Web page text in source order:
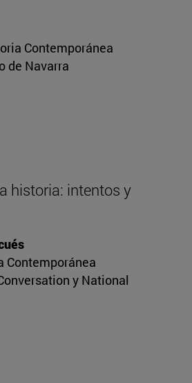
Contemporánea
de Navarra
historia: intentos y
Contemporánea
y National